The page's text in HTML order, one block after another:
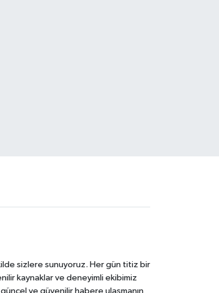
sizlere sunuyoruz. Her gün titiz bir
kaynaklar ve deneyimli ekibimiz
ve güvenilir habere ulaşmanın